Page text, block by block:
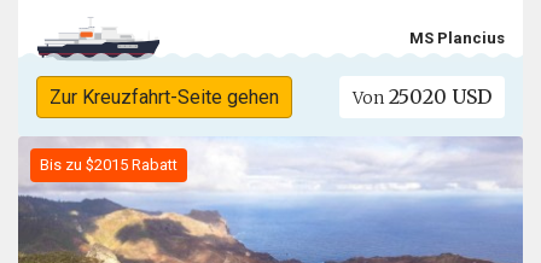
MS Plancius
Zur Kreuzfahrt-Seite gehen Von 25020 USD
Bis zu $2015 Rabatt